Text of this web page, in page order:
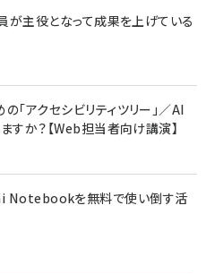
が主役となって成果を上げている
「アクセシビリティツリー」／AI
すか？【Web担当者向け講演】
Notebookを無料で使い倒す活